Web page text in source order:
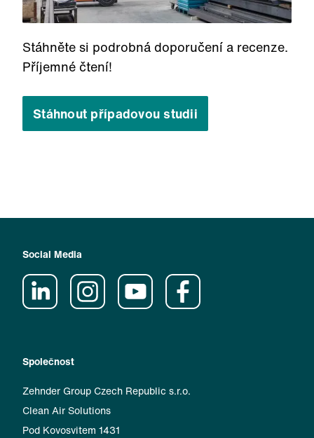
Stáhněte si podrobná doporučení a recenze.
Příjemné čtení!
Stáhnout případovou studii
Společnost
Zehnder Group Czech Republic s.r.o.
Clean Air Solutions
Pod Kovosvitem 1431
Social Media